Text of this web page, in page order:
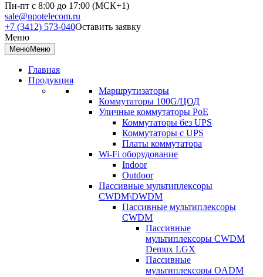
Пн-пт с 8:00 до 17:00 (МСК+1)
sale@npotelecom.ru
+7 (3412) 573-040Оставить заявку
Меню
МенюМеню
Главная
Продукция
Маршрутизаторы
Коммутаторы 100G/ЦОД
Уличные коммутаторы PoE
Коммутаторы без UPS
Коммутаторы с UPS
Платы коммутатора
Wi-Fi оборудование
Indoor
Outdoor
Пассивные мультиплексоры
CWDM\DWDM
Пассивные мультиплексоры
CWDM
Пассивные
мультиплексоры CWDM
Demux LGX
Пассивные
мультиплексоры OADM